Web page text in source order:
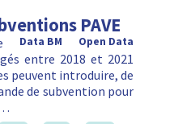
PAVE
Open Data
Data BM
entre 2018 et 2021
peuvent introduire, de
de subvention pour